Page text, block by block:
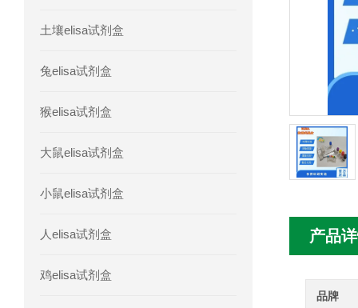
人囊尾蚴病抗体(CC Ab)elisa试剂盒免
人髓系细胞触发受体-1(TREM-1)elisa
土壤elisa试剂盒
兔elisa试剂盒
猴elisa试剂盒
大鼠elisa试剂盒
小鼠elisa试剂盒
人elisa试剂盒
鸡elisa试剂盒
产品
品牌